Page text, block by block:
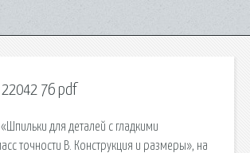
22042 76 pdf
для деталей с гладкими
точности В. Конструкция и размеры», на